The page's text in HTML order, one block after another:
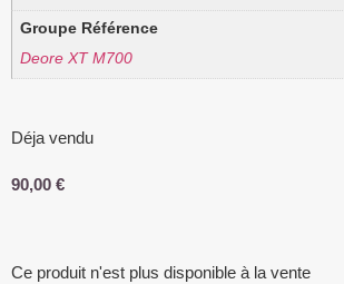
Groupe Référence
Deore XT M700
Déja vendu
90,00 €
Ce produit n'est plus disponible à la vente